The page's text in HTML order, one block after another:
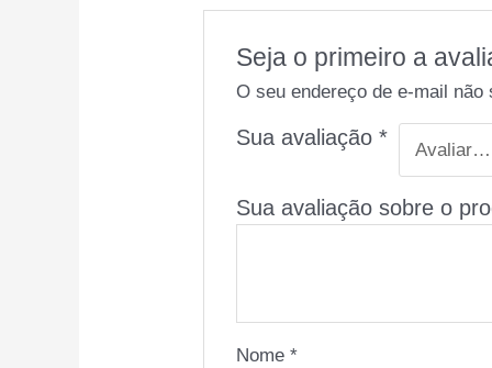
Seja o primeiro a
O seu endereço de e-mail não
Sua avaliação *
Sua avaliação sobre o
Nome *